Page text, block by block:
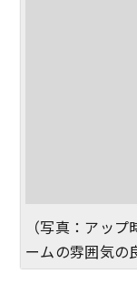
（写真：アッ
ームの雰囲気の